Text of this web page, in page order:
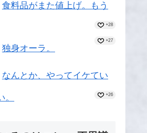
食料品がまた値上げ。もう
+28
独身オーラ。
+27
なんとか、やってイケてい
。 +26